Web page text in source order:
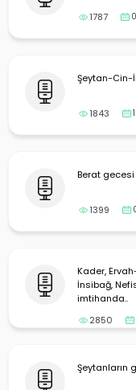
1787
Şeytan-Cin-
1843
Berat
1399
Kader,
İnsibağ,
imtihanda..
2850
Şeytanların